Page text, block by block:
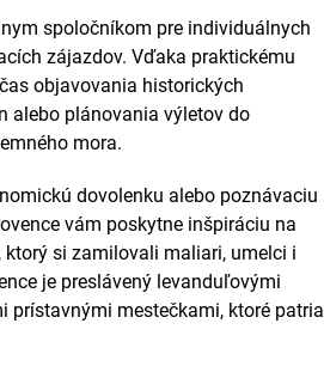
spoločníkom pre individuálnych
zájazdov. Vďaka praktickému
objavovania historických
alebo plánovania výletov do
mora.
dovolenku alebo poznávaciu
vám poskytne inšpiráciu na
si zamilovali maliari, umelci i
je preslávený levanduľovými
prístavnými mestečkami, ktoré patria